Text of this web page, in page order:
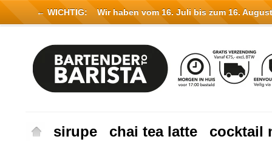
sirupe chai tea latte
cocktail
← WICHTIG: Wir haben vom 16. Juli bis zum 16.